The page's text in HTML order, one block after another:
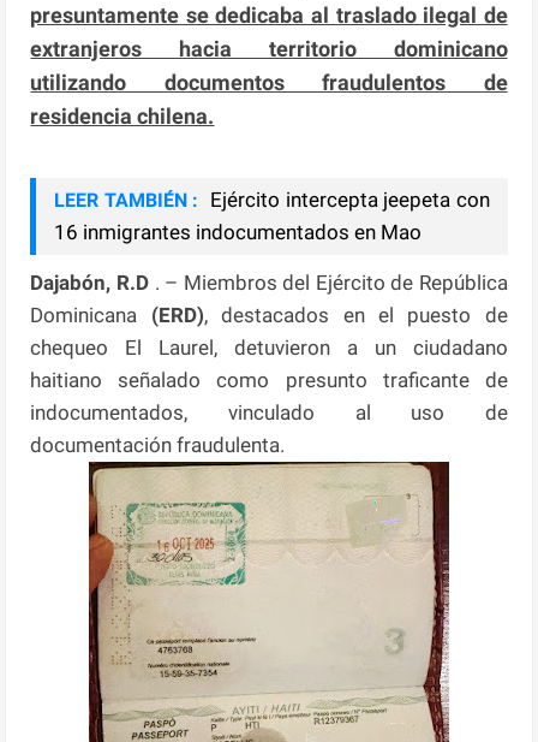
presuntamente se dedicaba al traslado ilegal de
extranjeros hacia territorio dominicano
utilizando documentos fraudulentos de
residencia chilena.
LEER TAMBIÉN :
Ejército intercepta jeepeta con
16 inmigrantes indocumentados en Mao
Dajabón, R.D . – Miembros del Ejército de República
Dominicana (ERD), destacados en el puesto de
chequeo El Laurel, detuvieron a un ciudadano
haitiano señalado como presunto traficante de
indocumentados, vinculado al uso de
documentación fraudulenta.